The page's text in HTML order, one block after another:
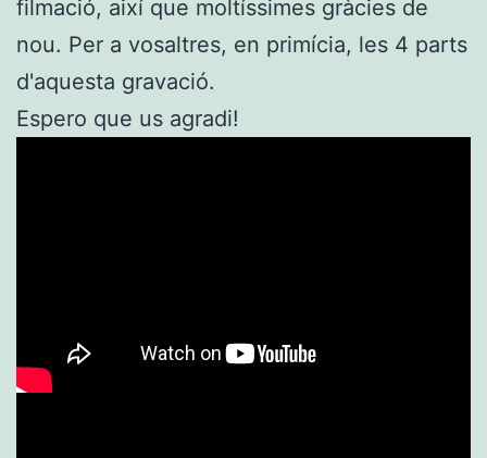
filmació, així que moltíssimes gràcies de
nou. Per a vosaltres, en primícia, les 4 parts
d'aquesta gravació.
Espero que us agradi!